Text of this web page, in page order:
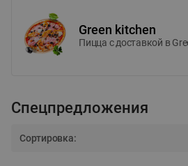
Green kitchen
Пицца c доставкой в
Спецпредложения
Сортировка: